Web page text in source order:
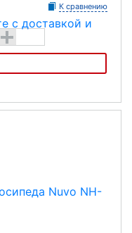
К сравнению
+